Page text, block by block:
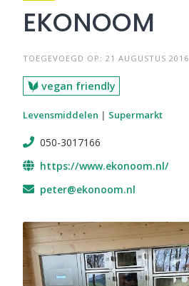
EKONOOM
TOEGEVOEGD OP: 21 AUGUSTUS 2016
vegan friendly
Levensmiddelen | Supermarkt
050-3017166
https://www.ekonoom.nl/
peter@ekonoom.nl